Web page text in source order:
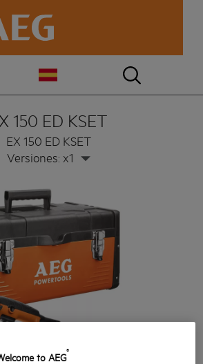
150 ED KSET
EX 150 ED KSET
Versiones: x1
to AEG®